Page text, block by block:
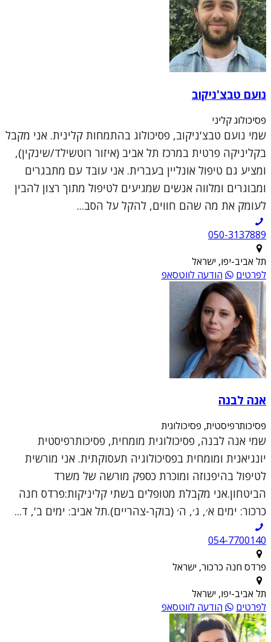
נועם טבצ'ניקוב
פסיכולוג קליני
שמי נועם טבצ'ניקוב, פסיכולוג בהתמחות קלינית. אני מקבל
בקליניקה פרטית במרכז תל אביב (איזור רוטשילד/שינקין),
ומציע גם טיפול אונליין בעברית. אני עובד עם מתבגרים
ומבוגרים ומלווה אנשים שמגיעים לטיפול מתוך רצון להבין
לעומק את מה שהם חווים, להקל על הסב...
050-3137889
תל אביב-יפו, ישראל
לפרטים
הודעה לווטסאפ
אנה לבנה
פסיכותרפיסטית, פסיכולוגית
שמי אנה לבנה, פסיכולוגית מומחית, פסיכותרפיסטית
יונגיאנית ומומחית בפסיכולוגיה תעסוקתית. אני מורשית
לטיפול בהיפנוזה ומוכרת כספק מורשה של משרד
הביטחון.אני מקבלת מטופלים בשתי קליניקות:פרדס חנה
כרכור: ימים א׳, ג׳, ה׳ (בוקר-צהריים).תל אביב: ימים ב', ד...
054-7700140
פרדס חנה כרכור, ישראל
תל אביב-יפו, ישראל
לפרטים
הודעה לווטסאפ